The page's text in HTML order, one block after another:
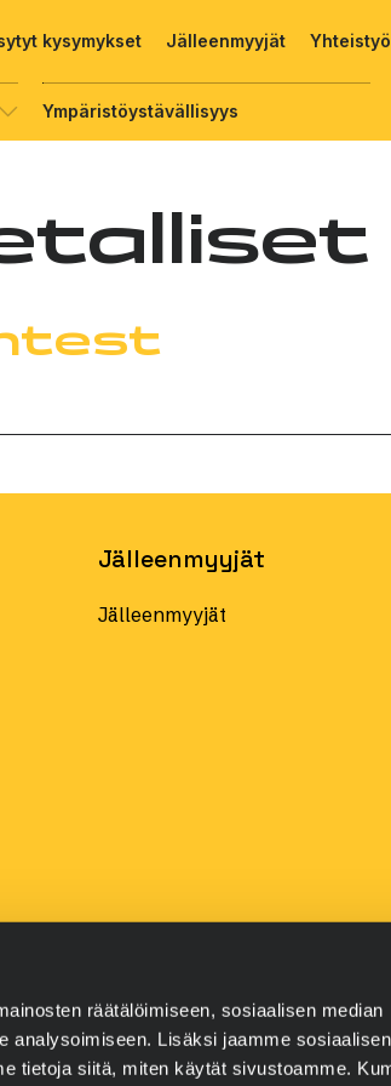
räätälöimiseen, sosiaalisen median
analysoimiseen. Lisäksi jaamme
tietoja siitä, miten käytät sivustoamme.
kysymykset Jälleenmyyjät
Ympäristöystävällisyys
Jälleenmyyjät
Jälleenmyyjät